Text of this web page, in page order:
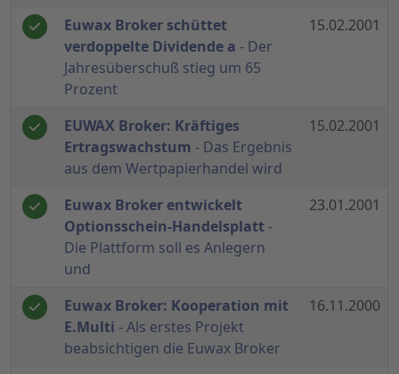
Euwax Broker schüttet
verdoppelte Dividende a - Der
Jahresüberschuß stieg um 65
Prozent
15.02.2001
EUWAX Broker: Kräftiges
Ertragswachstum - Das Ergebnis
aus dem Wertpapierhandel wird
15.02.2001
Euwax Broker entwickelt
Optionsschein-Handelsplatt-
Die Plattform soll es Anlegern
und
23.01.2001
Euwax Broker: Kooperation mit
E.Multi - Als erstes Projekt
beabsichtigen die Euwax Broker
16.11.2000